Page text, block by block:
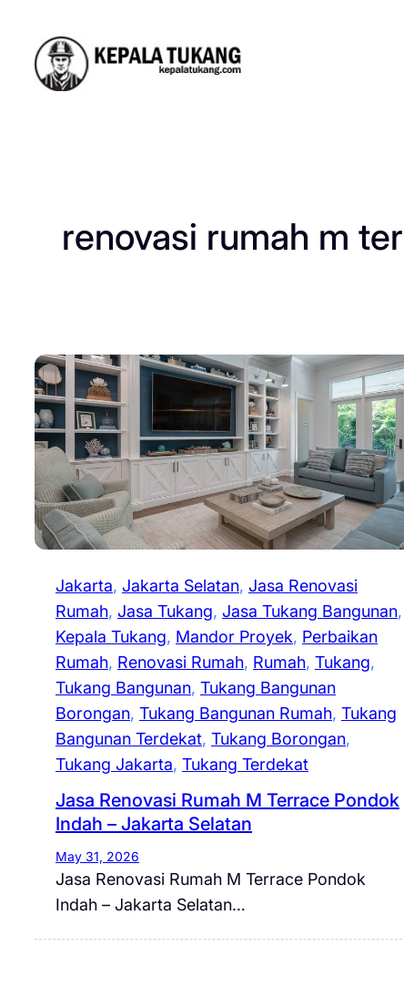
content
renovasi rumah m
Jakarta, Jakarta Selatan, Jasa Renovasi
Rumah, Jasa Tukang, Jasa Tukang Bangunan
Kepala Tukang, Mandor Proyek, Perbaikan
Rumah, Renovasi Rumah, Rumah, Tukang
Tukang Bangunan, Tukang Bangunan
Borongan, Tukang Bangunan Rumah, Tukang
Bangunan Terdekat, Tukang Borongan
Tukang Jakarta, Tukang Terdekat
Jasa Renovasi Rumah M Terrace Pondok
Indah – Jakarta Selatan
May 31, 2026
Jasa Renovasi Rumah M Terrace Pondok
Indah – Jakarta Selatan…